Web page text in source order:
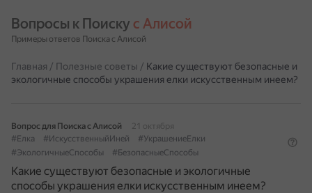
Вопросы к Поиску с Алисой
Примеры ответов Поиска с Алисой
Главная / Полезные советы / Какие существуют безопасные и
экологичные способы украшения елки искусственным инеем?
Вопрос для Поиска с Алисой
21 октября
#Елка
#ИскусственныйИней
#УкрашениеЕлки
#ЭкологичныеСпособы
#БезопасныеСпособы
Какие существуют безопасные и экологичные
способы украшения елки искусственным инеем?